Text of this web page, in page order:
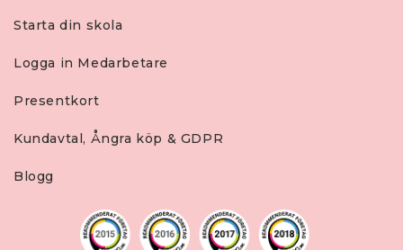
Starta din skola
Logga in Medarbetare
Presentkort
Kundavtal, Ångra köp & GDPR
Blogg